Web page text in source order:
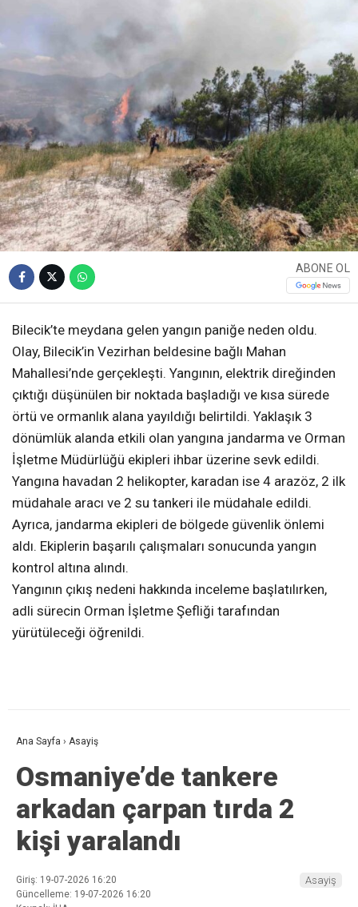
ABONE OL
Bilecik’te meydana gelen yangın paniğe neden oldu.
Olay, Bilecik’in Vezirhan beldesine bağlı Mahan
Mahallesi’nde gerçekleşti. Yangının, elektrik direğinden
çıktığı düşünülen bir noktada başladığı ve kısa sürede
örtü ve ormanlık alana yayıldığı belirtildi. Yaklaşık 3
dönümlük alanda etkili olan yangına jandarma ve Orman
İşletme Müdürlüğü ekipleri ihbar üzerine sevk edildi.
Yangına havadan 2 helikopter, karadan ise 4 arazöz, 2 ilk
müdahale aracı ve 2 su tankeri ile müdahale edildi.
Ayrıca, jandarma ekipleri de bölgede güvenlik önlemi
aldı. Ekiplerin başarılı çalışmaları sonucunda yangın
kontrol altına alındı.
Yangının çıkış nedeni hakkında inceleme başlatılırken,
adli sürecin Orman İşletme Şefliği tarafından
yürütüleceği öğrenildi.
Ana Sayfa › Asayiş
Osmaniye’de tankere
arkadan çarpan tırda 2
kişi yaralandı
Giriş: 19-07-2026 16:20
Güncelleme: 19-07-2026 16:20
Asayiş